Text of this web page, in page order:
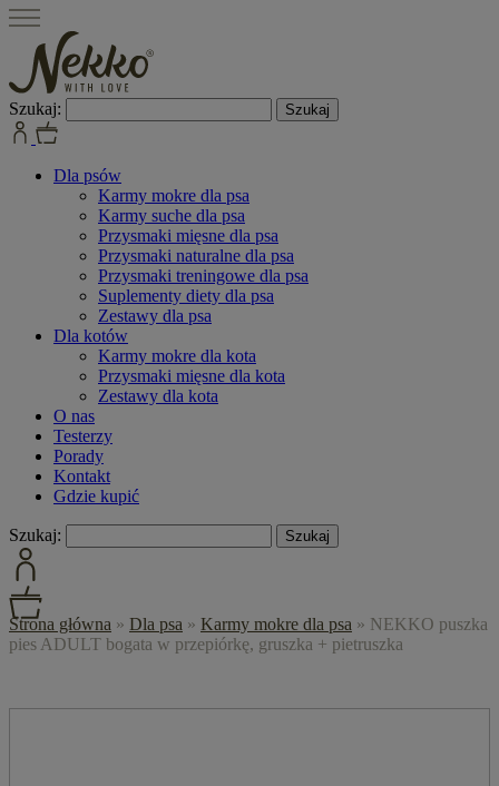
Szukaj:
Dla psów
Karmy mokre dla psa
Karmy suche dla psa
Przysmaki mięsne dla psa
Przysmaki naturalne dla psa
Przysmaki treningowe dla psa
Suplementy diety dla psa
Zestawy dla psa
Dla kotów
Karmy mokre dla kota
Przysmaki mięsne dla kota
Zestawy dla kota
O nas
Testerzy
Porady
Kontakt
Gdzie kupić
Szukaj:
Strona główna » Dla psa » Karmy mokre dla psa » NEKKO puszka
pies ADULT bogata w przepiórkę, gruszka + pietruszka